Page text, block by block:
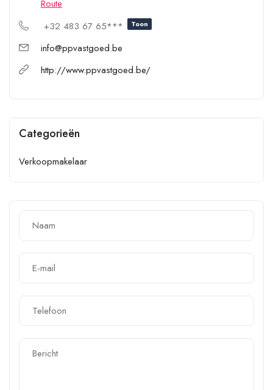
Route
+32 483 67 65***
Toon
info@ppvastgoed.be
http://www.ppvastgoed.be/
Categorieën
Verkoopmakelaar